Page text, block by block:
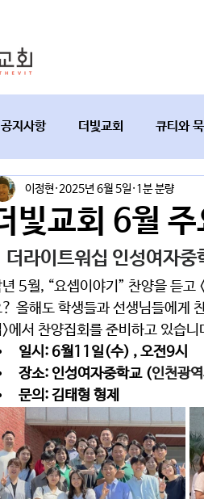
공지사항 더빛교회 큐티와
토요가정예배 설교요약
빛교회 6월 주
이정현 2025년 6월 5일 1분 분량
더라이트워십 인성여자중
5월, “요셉이야기” 찬양을 듣고
올해도 학생들과 선생님들에게
에서 찬양집회를 준비하고 있습
일시: 6월11일(수) , 오전9시
장소: 인성여자중학교 (인천광
문의: 김태형 형제